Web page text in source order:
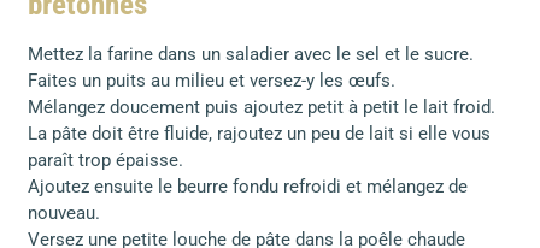
Mettez la farine dans un saladier avec le sel et le sucre.
Faites un puits au milieu et versez-y les œufs.
Mélangez doucement puis ajoutez petit à petit le lait froid.
La pâte doit être fluide, rajoutez un peu de lait si elle vous
paraît trop épaisse.
Ajoutez ensuite le beurre fondu refroidi et mélangez de
nouveau.
Versez une petite louche de pâte dans la poêle chaude